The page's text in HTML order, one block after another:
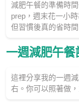
減肥午餐的準備時
prep，週末花一小
但習慣後真的省時間
一週減肥午餐
這裡分享我的一週
右。你可以照著做